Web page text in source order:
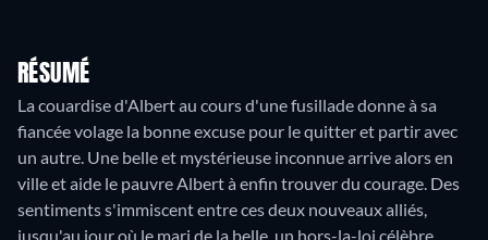
RÉSUMÉ
La couardise d'Albert au cours d'une fusillade donne à sa
fiancée volage la bonne excuse pour le quitter et partir avec
un autre. Une belle et mystérieuse inconnue arrive alors en
ville et aide le pauvre Albert à enfin trouver du courage. Des
sentiments s'immiscent entre ces deux nouveaux alliés,
jusqu'au jour où le mari de la belle, un hors-la-loi célèbre,